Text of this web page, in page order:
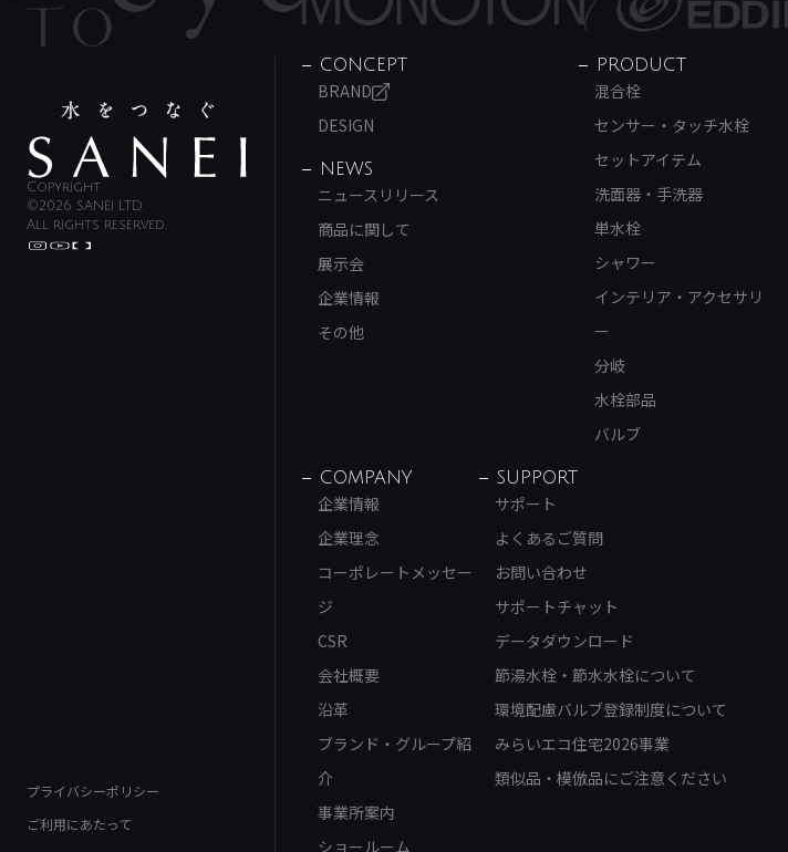
Copyright
©2026 SANEI LTD.
All rights reserved.
プライバシーポリシー
ご利用にあたって
CONCEPT
BRAND
DESIGN
NEWS
ニュースリリース
商品に関して
展示会
企業情報
その他
PRODUCT
混合栓
センサー・タッチ水栓
セットアイテム
洗面器・手洗器
単水栓
シャワー
インテリア・アクセサリ
ー
分岐
水栓部品
バルブ
COMPANY
企業情報
企業理念
コーポレートメッセー
ジ
CSR
会社概要
沿革
ブランド・グループ紹
介
事業所案内
ショールーム
SUPPORT
サポート
よくあるご質問
お問い合わせ
サポートチャット
データダウンロード
節湯水栓・節水水栓について
環境配慮バルブ登録制度について
みらいエコ住宅2026事業
類似品・模倣品にご注意ください